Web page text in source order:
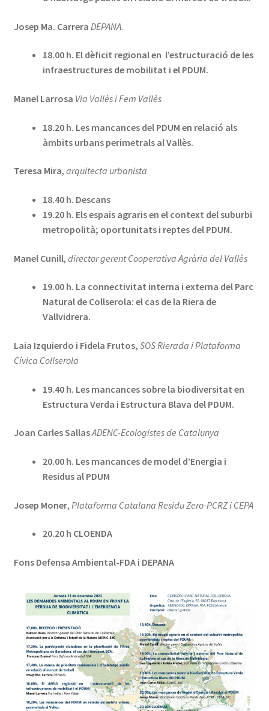
Josep Ma. Carrera DEPANA.
18.00 h. El dèficit regional en l’estructuració de les
infraestructures de mobilitat i el PDUM.
Manel Larrosa Via Vallès i Fem Vallès
18.20 h. Les mancances del PDUM en relació als
àmbits urbans perimetrals al Vallès.
Teresa Mira, arquitecta urbanista
18.40 h. Descans
19.20 h. Els espais agraris en el context del suburbi
metropolità; oportunitats i reptes del PDUM.
Manel Cunill, director gerent Cooperativa Agrària del Vallès
19.00 h. La connectivitat interna i externa del Parc
Natural de Collserola: el cas de la Riera de
Vallvidrera.
Laia Izquierdo i Fidela Frutos, SOS Rierada i Plataforma
Cívica Collserola
19.40 h. Les mancances sobre la biodiversitat en
Estructura Verda i Estructura Blava del PDUM.
Joan Carles SallasADENC-Ecologistes de Catalunya
20.00 h. Les mancances de model d’Energia i
Residus al PDUM
Josep Moner, Plataforma Catalana Residu Zero-PCRZ i CEPA
20.20 h CLOENDA
Fons Defensa Ambiental-FDA i DEPANA